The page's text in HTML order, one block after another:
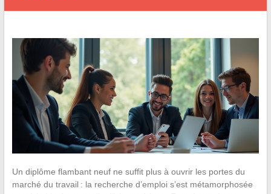
Un diplôme flambant neuf ne suffit plus à ouvrir les portes du
marché du travail : la recherche d’emploi s’est métamorphosée